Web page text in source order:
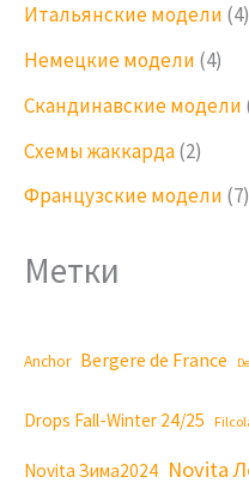
Итальянские модели (4)
Немецкие модели (4)
Скандинавские модели
Схемы жаккарда(2)
Французские модели (7)
Метки
Anchor Bergere de France
Drops Fall-Winter 24/25
Novita Зима2024 Novita